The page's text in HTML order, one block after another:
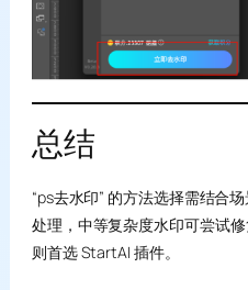
总结
“ps去水印” 的方法选择需结合
处理，中等复杂度水印可尝试
则首选 StartAI 插件。